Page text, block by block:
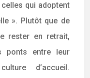
qui adoptent
». Plutôt que de
rester en retrait,
ponts entre leur
d’accueil.